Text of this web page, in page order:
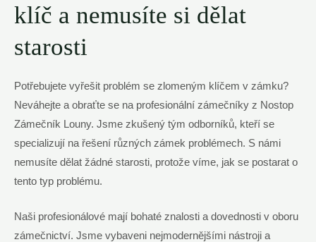
klíč a nemusíte si dělat
starosti
Potřebujete vyřešit problém se zlomeným klíčem v zámku?
Neváhejte a obraťte se na profesionální zámečníky z Nostop
Zámečník Louny. Jsme zkušený tým odborníků, kteří se
specializují na řešení různých zámek problémech. S námi
nemusíte dělat žádné starosti, protože víme, jak se postarat o
tento typ problému.
Naši profesionálové mají bohaté znalosti a dovednosti v oboru
zámečnictví. Jsme vybaveni nejmodernějšími nástroji a